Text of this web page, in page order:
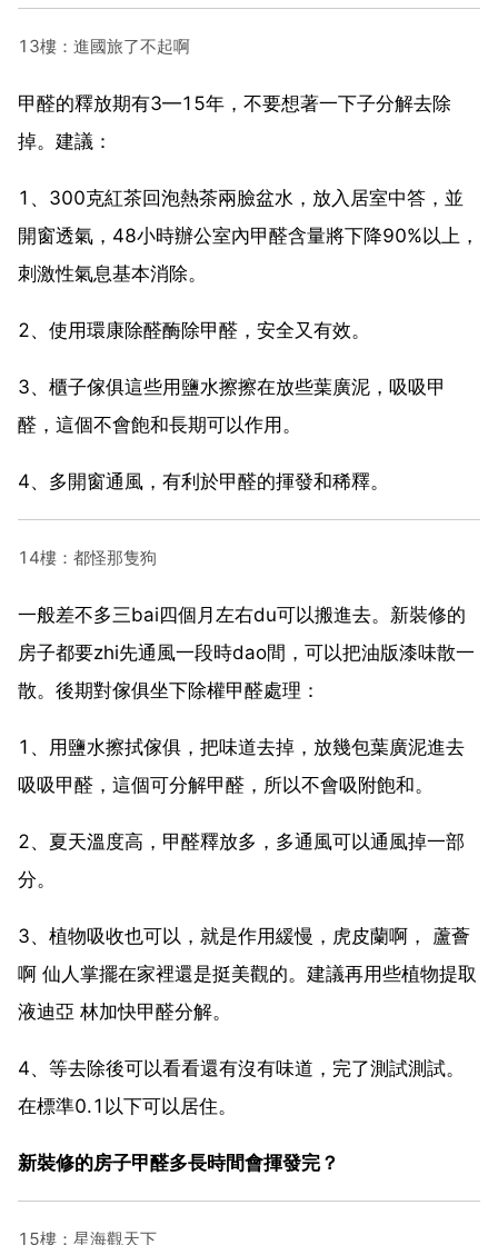
13樓：進國旅了不起啊
甲醛的釋放期有3—15年，不要想著一下子分解去除
掉。建議：
1、300克紅茶回泡熱茶兩臉盆水，放入居室中答，並
開窗透氣，48小時辦公室內甲醛含量將下降90%以上，
刺激性氣息基本消除。
2、使用環康除醛酶除甲醛，安全又有效。
3、櫃子傢俱這些用鹽水擦擦在放些葉廣泥，吸吸甲
醛，這個不會飽和長期可以作用。
4、多開窗通風，有利於甲醛的揮發和稀釋。
14樓：都怪那隻狗
一般差不多三bai四個月左右du可以搬進去。新裝修的
房子都要zhi先通風一段時dao間，可以把油版漆味散一
散。後期對傢俱坐下除權甲醛處理：
1、用鹽水擦拭傢俱，把味道去掉，放幾包葉廣泥進去
吸吸甲醛，這個可分解甲醛，所以不會吸附飽和。
2、夏天溫度高，甲醛釋放多，多通風可以通風掉一部
分。
3、植物吸收也可以，就是作用緩慢，虎皮蘭啊， 蘆薈
啊 仙人掌擺在家裡還是挺美觀的。建議再用些植物提取
液迪亞 林加快甲醛分解。
4、等去除後可以看看還有沒有味道，完了測試測試。
在標準0.1以下可以居住。
新裝修的房子甲醛多長時間會揮發完？
15樓：星海觀天下